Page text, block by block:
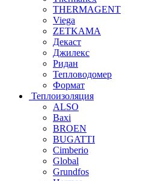
THERMAGENT
Viega
ZETKAMA
Декаст
Джилекс
Ридан
Тепловодомер
Формат
Теплоизоляция
ALSO
Baxi
BROEN
BUGATTI
Cimberio
Global
Grundfos